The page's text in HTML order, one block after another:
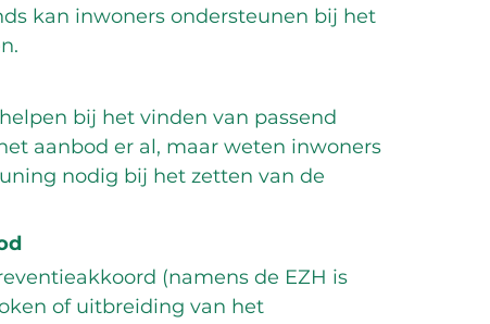
kan inwoners ondersteunen bij het
helpen bij het vinden van passend
aanbod er al, maar weten inwoners
nodig bij het zetten van de
(namens de EZH is
of uitbreiding van het